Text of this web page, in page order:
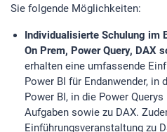
Sie folgende Möglichkeiten:
Individualisierte Schulung im
On Prem, Power Query, DAX
erhalten eine umfassende
Power BI für Endanwender,
Power BI, in die Power
Aufgaben sowie zu DAX.
Einführungsveranstaltung zu